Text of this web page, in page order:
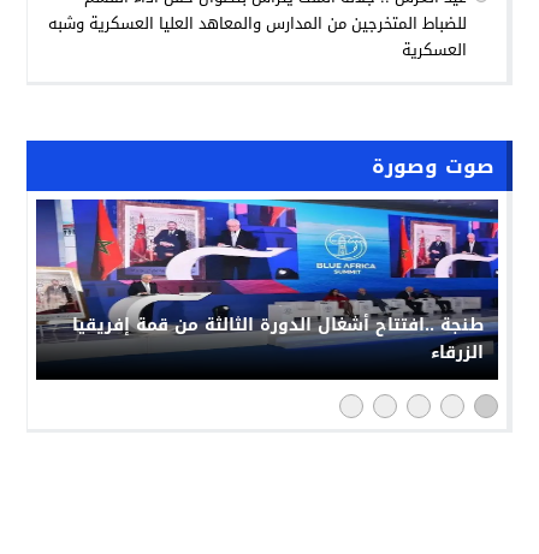
صوت وصورة
طنجة ..افتتاح أشغال الدورة الثالثة من قمة إفريقيا
الزرقاء
للضباط المتخرجين من المدارس والمعاهد العليا العسكرية وشبه
العسكرية